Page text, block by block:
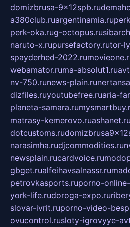
domizbrusa-9x12spb.ru
a380club.ruargentinamia.ru
perk-oka.rug-octopus.ru
naruto-x.rupursefactory.rutor-
spayderhed-2022.ru
webamator.ruma-absolut1.ru
nv-750.runews-plain.ru
dizfiles.ruyoutubefree.ruaria-
planeta-samara.ru
matrasy-kemerovo.ruashanet.ru
dotcustoms.ru
narasimha.rudjcommodities.ru
newsplain.rucardvoice.ru
gbget.rualfeihavsalnassr.ru
petrovkasports.ruporno-
york-life.rudoroga-expo.ru
slovar-ivrit.ruporno-video-
ovucontrol.rusloty-igrovyye-